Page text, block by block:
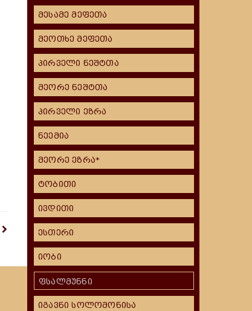
მესამე მეფეთა
მეოთხე მეფეთა
პირველი ნეშტთა
მეორე ნეშტთა
პირველი ეზრა
ნეემია
მეორე ეზრა*
ტობითი
ივდითი
ესთერი
იობი
ფსალმუნნი
იგავნი სოლომონისა